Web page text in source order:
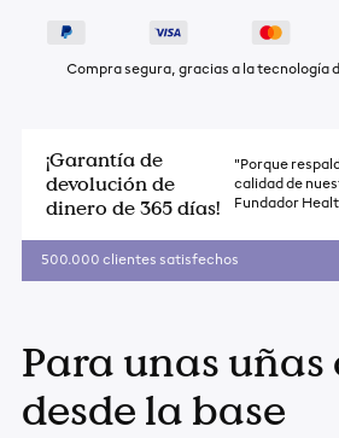
Compra segura, gracias a la tecnología
¡Garantía de
devolución de
dinero de 365 días!
"Porque
calidad de
Fundador
500.000 clientes satisfechos
producto
a
la
Para unas
desde la base